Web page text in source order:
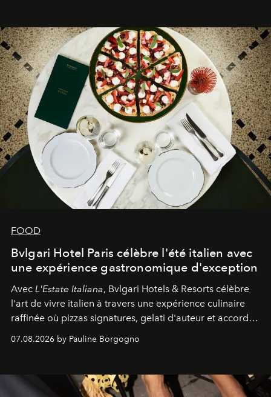
FOOD
Bvlgari Hotel Paris célèbre l'été italien avec
une expérience gastronomique d'exception
Avec L'Estate Italiana, Bvlgari Hotels & Resorts célèbre
l'art de vivre italien à travers une expérience culinaire
raffinée où pizzas signatures, gelati d'auteur et accords
d'exception composent un véritable voyage sensoriel.
07.08.2026 by Pauline Borgogno